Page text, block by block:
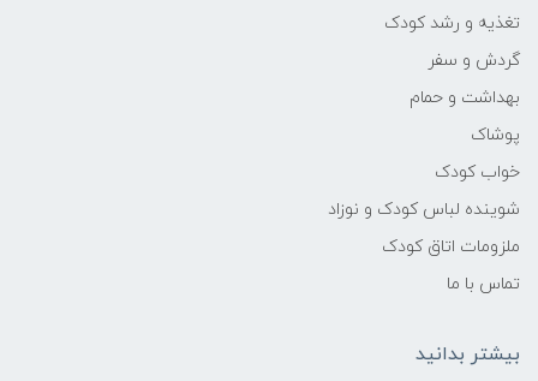
تغذیه و رشد کودک
گردش و سفر
بهداشت و حمام
پوشاک
خواب کودک
شوینده لباس کودک و نوزاد
ملزومات اتاق کودک
تماس با ما
بیشتر بدانید